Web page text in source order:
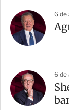
6 de
6 de